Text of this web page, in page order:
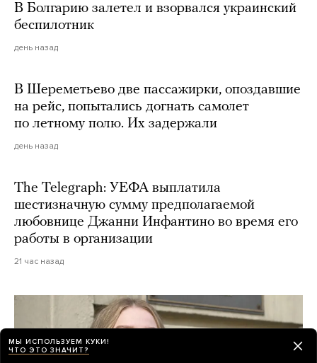
В Болгарию залетел и взорвался украинский
беспилотник
день назад
В Шереметьево две пассажирки, опоздавшие
на рейс, попытались догнать самолет
по летному полю. Их задержали
день назад
The Telegraph: УЕФА выплатила
шестизначную сумму предполагаемой
любовнице Джанни Инфантино во время его
работы в организации
21 час назад
МЫ ИСПОЛЬЗУЕМ КУКИ!
ЧТО ЭТО ЗНАЧИТ?